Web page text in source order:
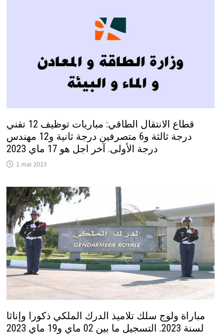
قطاع الانتقال الطاقي: مباريات توظيف 12 تقني
درجة ثالثة و6 متصرفين درجة ثانية و12 مهندس
درجة الأولى. آخر اجل هو 17 ماي 2023
1 mai 2023
مباراة ولوج سلك تلاميذ الدرك الملكي ذكورا وإناثا
لسنة 2023. التسجيل ما بين 02 ماي و19 ماي 2023